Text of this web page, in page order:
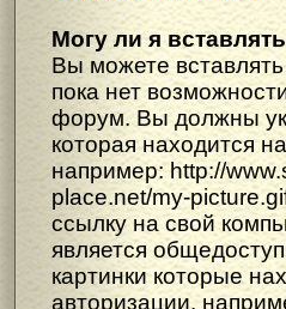
Могу ли я
Вы можете
пока нет
форум. Вы должны
которая находится
например: http://
place.net/my-
ссылку на свой
является
картинки которые
авторизации,